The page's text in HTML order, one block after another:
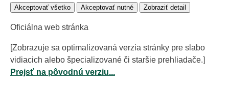
Akceptovať všetko Akceptovať nutné Zobraziť detail
Oficiálna web stránka
[Zobrazuje sa optimalizovaná verzia stránky pre slabo
vidiacich alebo špecializované či staršie prehliadače.]
Prejsť na pôvodnú verziu...